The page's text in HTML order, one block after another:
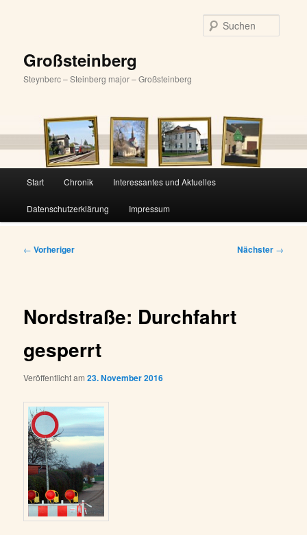
Großsteinberg
Steynberc – Steinberg major – Großsteinberg
Start Chronik Interessantes und Aktuelles
Datenschutzerklärung Impressum
Beitragsnavigation
← Vorheriger Nächster →
Nordstraße: Durchfahrt
gesperrt
Veröffentlicht am23. November 2016